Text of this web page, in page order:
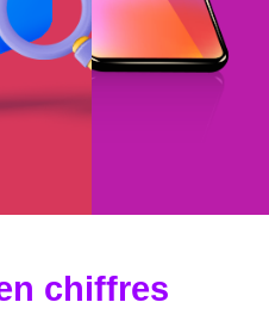
chiffres